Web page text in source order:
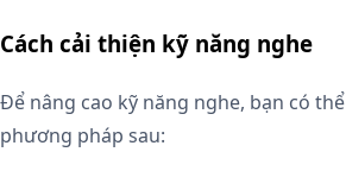
Cách cải thiện kỹ năng nghe
Để nâng cao kỹ năng nghe, bạn có
phương pháp sau: